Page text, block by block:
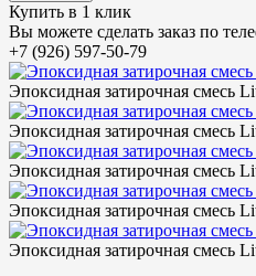
Купить в 1 клик
Вы можете сделать заказ по
+7 (926) 597-50-79
Эпоксидная затирочная смесь
Эпоксидная затирочная смесь
Эпоксидная затирочная смесь
Эпоксидная затирочная смесь
Эпоксидная затирочная смесь